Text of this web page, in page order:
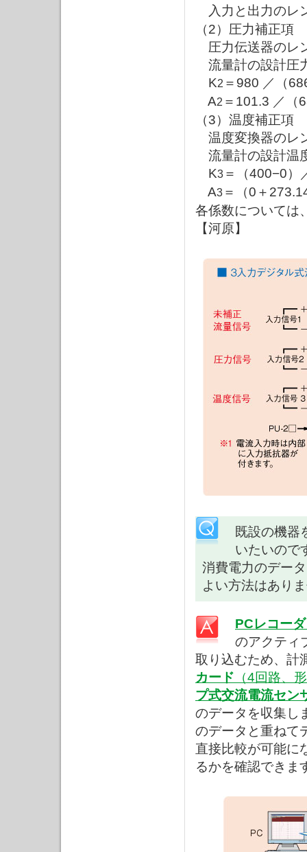
入力と出力のレ
（2）圧力補正項
圧力伝送器のレ
流量計の設計圧
K2 ＝980 ／（
A2 ＝101.3 ／（
（3）温度補正項
温度変換器のレ
流量計の設計温
K3 ＝（400−0）
A3 ＝（0＋
各係数については
【河原】
既設の機器
いたいので
消費電力のデー
よい方法はあり
PCレコー
のアクティ
取り込むため、計
カード （4回路、
プ式交流電流セン
のデータを収集し
のデータと重ねて
直接比較が可能に
るかを確認できま